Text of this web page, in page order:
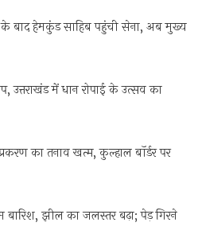
बाद हेमकुंड साहिब पहुंची सेना, अब मुख्य
उत्तराखंड में धान रोपाई के उत्सव का
का तनाव खत्म, कुल्हाल बॉर्डर पर
झील का जलस्तर बढ़ा; पेड़ गिरने